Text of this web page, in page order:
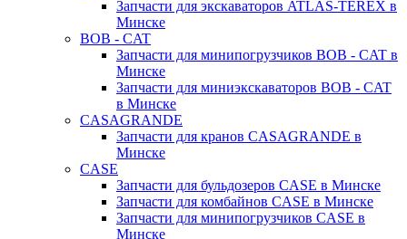
Запчасти для экскаваторов ATLAS-TEREX в
Минске
BOB - CAT
Запчасти для минипогрузчиков BOB - CAT в
Минске
Запчасти для миниэкскаваторов BOB - CAT
в Минске
CASAGRANDE
Запчасти для кранов CASAGRANDE в
Минске
CASE
Запчасти для бульдозеров CASE в Минске
Запчасти для комбайнов CASE в Минске
Запчасти для минипогрузчиков CASE в
Минске